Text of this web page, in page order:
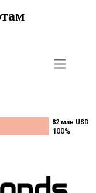
82 млн USD
100%
82 млн USD
100%